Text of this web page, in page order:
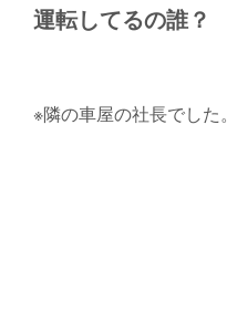
運転してるの誰？
※隣の車屋の社長でした。